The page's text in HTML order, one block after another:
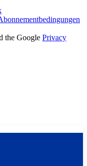
the Google Privacy